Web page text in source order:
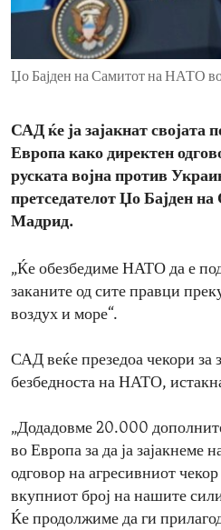
ENVIRONMENT AND HEALTH
IDEALS AND INSTITUTIONS
Џо Бајден на Самитот на НАТО
САД ќе ја зајакнат својата
Европа како директен
руската војна против
претседателот Џо Бајден
Мадрид.
„Ќе обезбедиме НАТО да е
заканите од сите правци
воздух и море“.
САД веќе презедоа чекори за
безбедноста на НАТО,
„Додадовме 20.000
во Европа за да ја зајакнеме
одговор на агресивниот
вкупниот број на нашите
Ќе продолжиме да ги